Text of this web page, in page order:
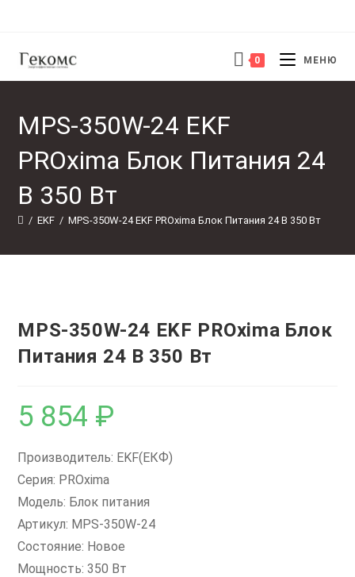
0 МЕНЮ
MPS-350W-24 EKF
PROxima Блок Питания 24
В 350 Вт
/ EKF / MPS-350W-24 EKF PROxima Блок Питания 24 В 350 Вт
MPS-350W-24 EKF PROxima Блок
Питания 24 В 350 Вт
5 854 ₽
Производитель: EKF(ЕКФ)
Серия: PROxima
Модель: Блок питания
Артикул: MPS-350W-24
Состояние: Новое
Мощность: 350 Вт